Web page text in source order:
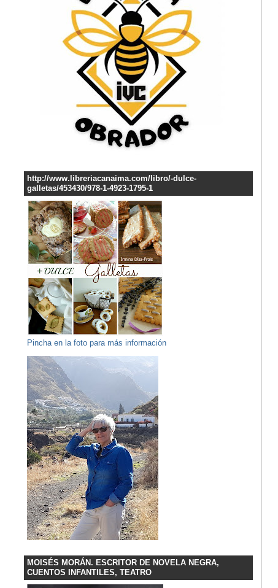
http://www.libreriacanaima.com/libro/-dulce-
galletas/453430/978-1-4923-1795-1
Pincha en la foto para más información
MOISÉS MORÁN. ESCRITOR DE NOVELA NEGRA,
CUENTOS INFANTILES, TEATRO